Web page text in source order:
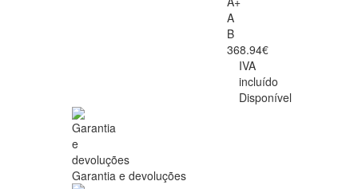
A
B
368.94€
IVA
incluído
Disponível
Garantia e devoluções